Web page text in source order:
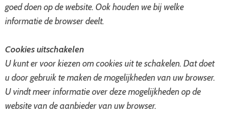
goed doen op de website. Ook houden we bij welke
informatie de browser deelt.
Cookies uitschakelen
U kunt er voor kiezen om cookies uit te schakelen. Dat doet
u door gebruik te maken de mogelijkheden van uw browser.
U vindt meer informatie over deze mogelijkheden op de
website van de aanbieder van uw browser.